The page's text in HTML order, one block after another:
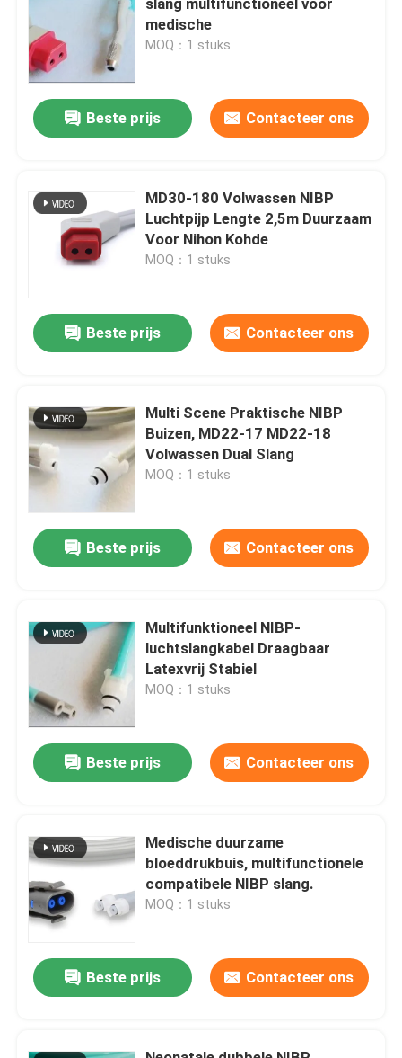
Thuis
Fabrieksreis
Kwaliteitscontrole
Vraag een offerte aan
Spo2-sensorkabel
Beschikbare SPO2-Sensor
Opnieuw te gebruiken spO2-sensor
slang multifunctioneel voor
medische
MOQ：1 stuks
Beste prijs Contacteer ons
MD30-180 Volwassen NIBP
Luchtpijp Lengte 2,5m Duurzaam
Voor Nihon Kohde
MOQ：1 stuks
Beste prijs Contacteer ons
Multi Scene Praktische NIBP
Buizen, MD22-17 MD22-18
Volwassen Dual Slang
MOQ：1 stuks
Beste prijs Contacteer ons
Multifunktioneel NIBP-
luchtslangkabel Draagbaar
Latexvrij Stabiel
MOQ：1 stuks
Beste prijs Contacteer ons
Medische duurzame
bloeddrukbuis, multifunctionele
compatibele NIBP slang.
MOQ：1 stuks
Beste prijs Contacteer ons